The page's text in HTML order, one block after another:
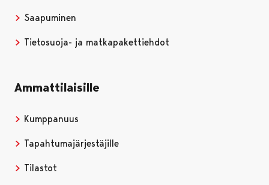
Saapuminen
Tietosuoja- ja matkapakettiehdot
Ammattilaisille
Kumppanuus
Tapahtumajärjestäjille
Tilastot